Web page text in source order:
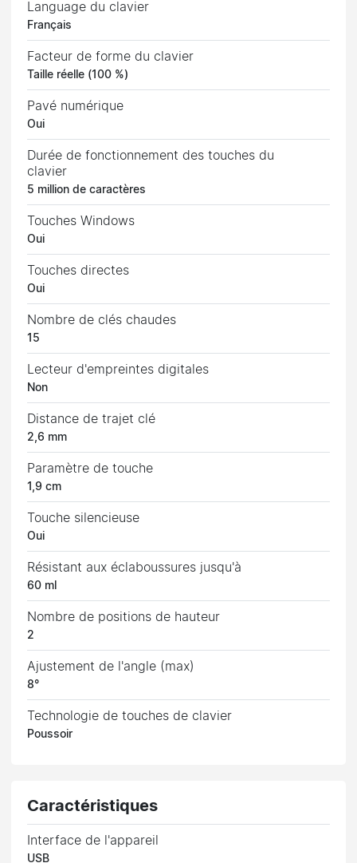
Language du clavier
Français
Facteur de forme du clavier
Taille réelle (100 %)
Pavé numérique
Oui
Durée de fonctionnement des touches du
clavier
5 million de caractères
Touches Windows
Oui
Touches directes
Oui
Nombre de clés chaudes
15
Lecteur d'empreintes digitales
Non
Distance de trajet clé
2,6 mm
Paramètre de touche
1,9 cm
Touche silencieuse
Oui
Résistant aux éclaboussures jusqu'à
60 ml
Nombre de positions de hauteur
2
Ajustement de l'angle (max)
8°
Technologie de touches de clavier
Poussoir
Caractéristiques
Interface de l'appareil
USB